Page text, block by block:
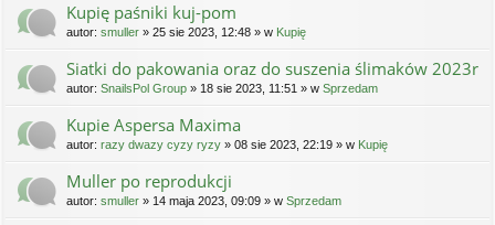
Kupię paśniki kuj-pom
autor: smuller » 25 sie 2023, 12:48 » w Kupię
Siatki do pakowania oraz do suszenia ślimaków 2023r
autor: SnailsPol Group » 18 sie 2023, 11:51 » w Sprzedam
Kupie Aspersa Maxima
autor: razy dwazy cyzy ryzy » 08 sie 2023, 22:19 » w Kupię
Muller po reprodukcji
autor: smuller » 14 maja 2023, 09:09 » w Sprzedam